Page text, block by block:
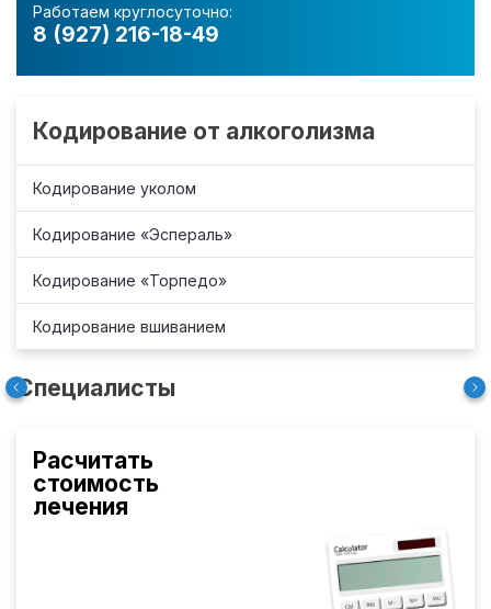
Работаем круглосуточно:
8 (927) 216-18-49
Кодирование от алкоголизма
Кодирование уколом
Кодирование «Эспераль»
Кодирование «Торпедо»
Кодирование вшиванием
Специалисты
Расчитать
стоимость
лечения